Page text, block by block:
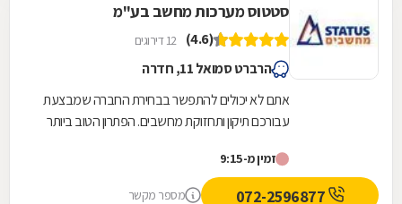
סטטוס מערכות מחשב בע"מ
(4.6) 12 דירוגים
הרברט סמואל 11, חדרה
אתם לא יכולים להתפשר בבחירת החברה שמבצעת
עבורכם תיקון ותחזוקת מחשבים. הפתרון הטוב ביותר
מערכות מחשב...
זמין מ-9:15
מספר מקשר